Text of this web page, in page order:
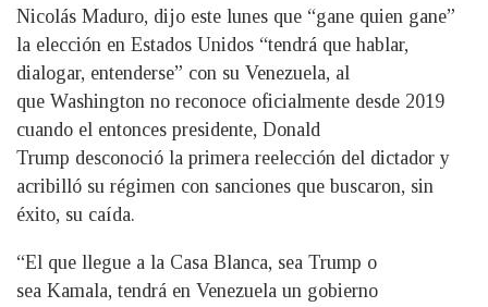
Nicolás Maduro, dijo este lunes que “gane quien gane”
la elección en Estados Unidos “tendrá que hablar,
dialogar, entenderse” con su Venezuela, al
que Washington no reconoce oficialmente desde 2019
cuando el entonces presidente, Donald
Trump desconoció la primera reelección del dictador y
acribilló su régimen con sanciones que buscaron, sin
éxito, su caída.
“El que llegue a la Casa Blanca, sea Trump o
sea Kamala, tendrá en Venezuela un gobierno